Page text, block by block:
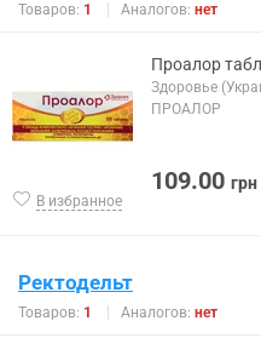
Товаров: 1 Аналогов: нет
В избранное
Проалор
Здоровье
ПРОАЛОР
109.00 грн
Ректодельт
Товаров: 1 Аналогов: нет